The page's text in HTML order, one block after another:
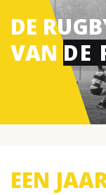
DE
VAN DE
EEN